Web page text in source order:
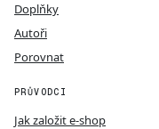
Doplňky
Autoři
Porovnat
PRŮVODCI
Jak založit e-shop